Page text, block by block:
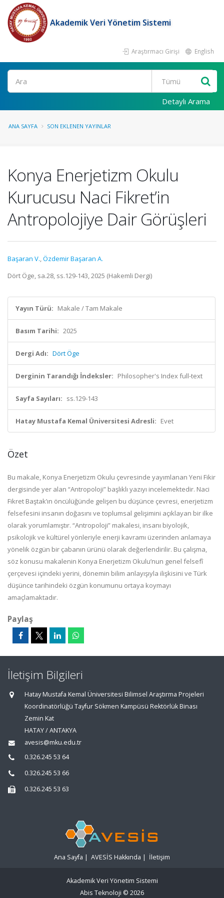
Akademik Veri Yönetim Sistemi
Araştırmacı Girişi English
Ara
Detaylı Arama
ANA SAYFA SON EKLENEN YAYINLAR
Konya Enerjetizm Okulu
Kurucusu Naci Fikret’in
Antropolojiye Dair Görüşleri
Başaran V.,Özdemir Başaran A.
Dört Öge, sa.28, ss.129-143, 2025 (Hakemli Dergi)
Yayın Türü: Makale / Tam Makale
Basım Tarihi: 2025
Dergi Adı: Dört Öge
Derginin Tarandığı İndeksler: Philosopher's Index full-text
Sayfa Sayıları: ss.129-143
Hatay Mustafa Kemal Üniversitesi Adresli: Evet
Özet
Bu makale, Konya Enerjetizm Okulu çevresinde yayımlanan Yeni Fikir
dergisinde yer alan “Antropoloji” başlıklı yazıyı incelemektedir. Naci
Fikret Baştak’ın öncülüğünde gelişen bu düşünce çevresi, enerjetizm
felsefesini insanın doğasını ve toplumsal gelişimini açıklayan bir ilke
olarak yorumlamıştır. “Antropoloji” makalesi, insanı biyolojik,
psikolojik ve kültürel yönleriyle enerji kavramı üzerinden anlamaya
yönelik özgün bir çabanın ürünü olarak değerlendirilir. Bu çalışma,
söz konusu makalenin Konya Enerjetizm Okulu’nun genel felsefî
çerçevesi içindeki yerini, dönemin bilim anlayışıyla ilişkisini ve Türk
düşünce tarihindeki özgün konumunu ortaya koymayı
amaçlamaktadır.
Paylaş
İletişim Bilgileri
Hatay Mustafa Kemal Üniversitesi Bilimsel Araştırma Projeleri
Koordinatörlüğü Tayfur Sökmen Kampüsü Rektörlük Binası
Zemin Kat
HATAY / ANTAKYA
avesis@mku.edu.tr
0.326.245 53 64
0.326.245 53 66
0.326.245 53 63
Ana Sayfa | AVESİS Hakkında | İletişim
Akademik Veri Yönetim Sistemi
Abis Teknoloji © 2026